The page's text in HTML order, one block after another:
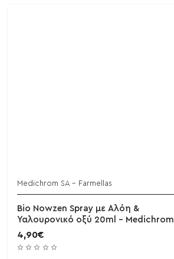
Medichrom SA - Farmellas
Bio Nowzen Spray με Αλόη &
Υαλουρονικό οξύ 20ml - Medichrom
4,90€